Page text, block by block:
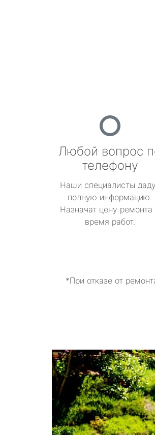
Любой вопрос
телефону
Наши специалисты
полную информацию.
Назначат цену ремонта
время работ.
*При отказе от